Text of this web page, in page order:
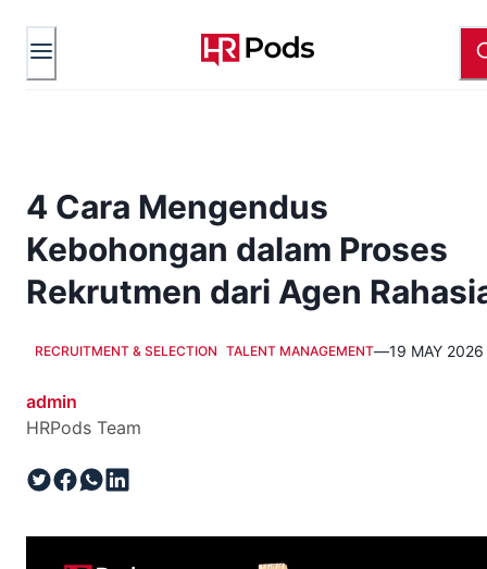
4 Cara Mengendus
Kebohongan dalam Proses
Rekrutmen dari Agen
RECRUITMENT & SELECTION TALENT MANAGEMENT—19 MAY 2026
admin
HRPods Team